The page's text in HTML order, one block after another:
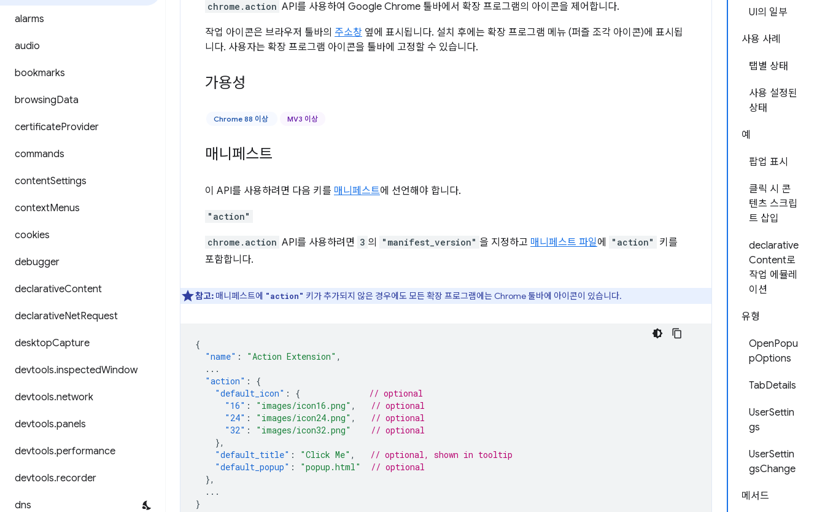
alarms
audio
bookmarks
browsingData
certificateProvider
commands
contentSettings
contextMenus
cookies
debugger
declarativeContent
declarativeNetRequest
desktopCapture
devtools.inspectedWindow
devtools.network
devtools.panels
devtools.performance
devtools.recorder
dns
UI의 일부
사용 사례
탭별 상태
사용 설정된
상태
예
팝업 표시
클릭 시 콘
텐츠 스크립
트 삽입
declarative
Content로
작업 에뮬레
이션
유형
OpenPopu
pOptions
TabDetails
UserSettin
gs
UserSettin
gsChange
메서드
chrome.action API를 사용하여 Google Chrome 툴바에서 확장 프로그램의 아이콘을 제어합니다.
작업 아이콘은 브라우저 툴바의 주소창 옆에 표시됩니다. 설치 후에는 확장 프로그램 메뉴 (퍼즐 조각 아이콘)에 표시됩
니다. 사용자는 확장 프로그램 아이콘을 툴바에 고정할 수 있습니다.
가용성
Chrome 88 이상 MV3 이상
매니페스트
이 API를 사용하려면 다음 키를 매니페스트에 선언해야 합니다.
"action"
chrome.action API를 사용하려면 3 의 "manifest_version" 을 지정하고 매니페스트 파일에 "action"
키를
포함합니다.
참고: 매니페스트에 "action" 키가 추가되지 않은 경우에도 모든 확장 프로그램에는 Chrome 툴바에 아이콘이 있습니다.
{
"name" : "Action Extension" ,
...
"action" :
{
"default_icon" : {
// optional
"16" : "images/icon16.png" ,
// optional
"24" : "images/icon24.png" ,
// optional
"32" : "images/icon32.png"
// optional
},
"default_title" : "Click Me" ,
// optional, shown in tooltip
"default_popup" : "popup.html"
// optional
},
...
}